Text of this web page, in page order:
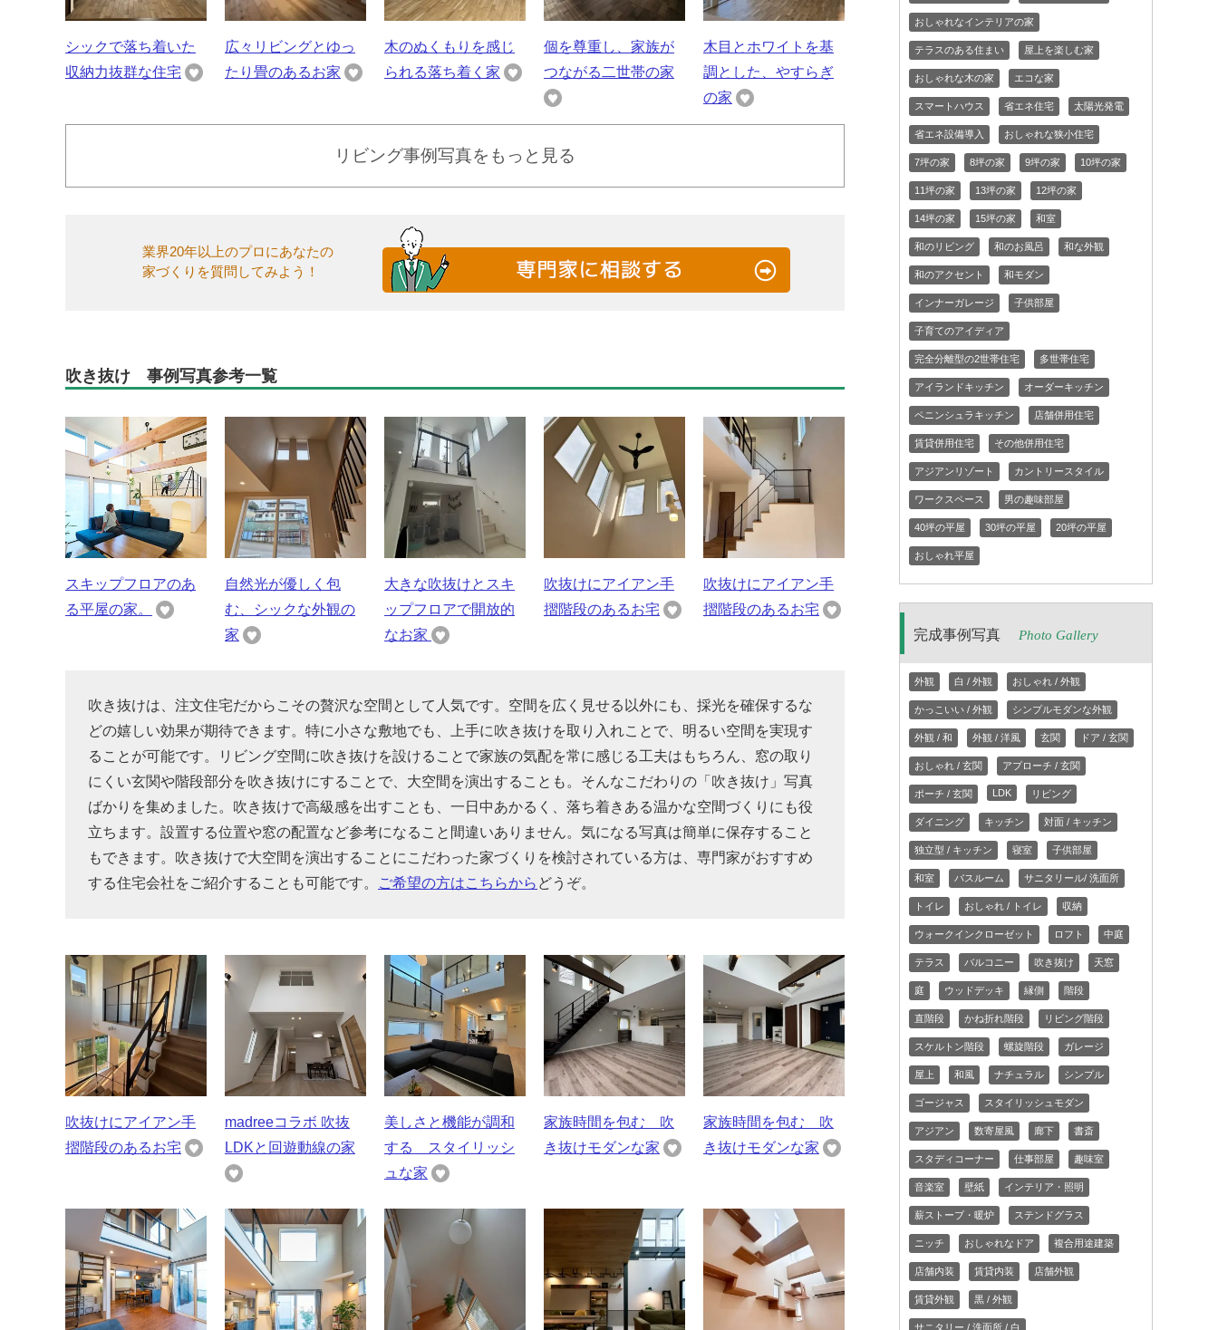
シックで落ち着いた
収納力抜群な住宅
広々リビングとゆっ
たり畳のあるお家
木のぬくもりを感じ
られる落ち着く家
個を尊重し、家族が
つながる二世帯の家
木目とホワイトを基
調とした、やすらぎ
の家
リビング事例写真をもっと見る
業界20年以上のプロにあなたの
家づくりを質問してみよう！
吹き抜け 事例写真参考一覧
スキップフロアのあ
る平屋の家。
自然光が優しく包
む、シックな外観の
家
大きな吹抜けとスキ
ップフロアで開放的
なお家
吹抜けにアイアン手
摺階段のあるお宅
吹抜けにアイアン手
摺階段のあるお宅
吹き抜けは、注文住宅だからこその贅沢な空間として人気です。空間を広く見せる以外にも、採光を確保するな
どの嬉しい効果が期待できます。特に小さな敷地でも、上手に吹き抜けを取り入れことで、明るい空間を実現す
ることが可能です。リビング空間に吹き抜けを設けることで家族の気配を常に感じる工夫はもちろん、窓の取り
にくい玄関や階段部分を吹き抜けにすることで、大空間を演出することも。そんなこだわりの「吹き抜け」写真
ばかりを集めました。吹き抜けで高級感を出すことも、一日中あかるく、落ち着きある温かな空間づくりにも役
立ちます。設置する位置や窓の配置など参考になること間違いありません。気になる写真は簡単に保存すること
もできます。吹き抜けで大空間を演出することにこだわった家づくりを検討されている方は、専門家がおすすめ
する住宅会社をご紹介することも可能です。
ご希望の方はこちらから どうぞ。
吹抜けにアイアン手
摺階段のあるお宅
madreeコラボ 吹抜
LDKと回遊動線の家
美しさと機能が調和
する スタイリッシ
ュな家
家族時間を包む 吹
き抜けモダンな家
家族時間を包む 吹
き抜けモダンな家
おしゃれなインテリアの家
テラスのある住まい 屋上を楽しむ家
おしゃれな木の家 エコな家
スマートハウス 省エネ住宅 太陽光発電
省エネ設備導入 おしゃれな狭小住宅
7坪の家 8坪の家 9坪の家 10坪の家
11坪の家 13坪の家 12坪の家
14坪の家 15坪の家 和室
和のリビング 和のお風呂 和な外観
和のアクセント 和モダン
インナーガレージ 子供部屋
子育てのアイディア
完全分離型の2世帯住宅 多世帯住宅
アイランドキッチン オーダーキッチン
ペニンシュラキッチン 店舗併用住宅
賃貸併用住宅 その他併用住宅
アジアンリゾート カントリースタイル
ワークスペース 男の趣味部屋
40坪の平屋 30坪の平屋 20坪の平屋
おしゃれ平屋
完成事例写真 Photo Gallery
外観 白 / 外観 おしゃれ / 外観
かっこいい / 外観 シンプルモダンな外観
外観 / 和 外観 / 洋風 玄関 ドア / 玄関
おしゃれ / 玄関 アプローチ / 玄関
ポーチ / 玄関 LDK リビング
ダイニング キッチン 対面 / キッチン
独立型 / キッチン 寝室 子供部屋
和室 バスルーム サニタリール/ 洗面所
トイレ おしゃれ / トイレ 収納
ウォークインクローゼット ロフト 中庭
テラス バルコニー 吹き抜け 天窓
庭 ウッドデッキ 縁側 階段
直階段 かね折れ階段 リビング階段
スケルトン階段 螺旋階段 ガレージ
屋上 和風 ナチュラル シンプル
ゴージャス スタイリッシュモダン
アジアン 数寄屋風 廊下 書斎
スタディコーナー 仕事部屋 趣味室
音楽室 壁紙 インテリア・照明
薪ストーブ・暖炉 ステンドグラス
ニッチ おしゃれなドア 複合用途建築
店舗内装 賃貸内装 店舗外観
賃貸外観 黒 / 外観
サニタリー / 洗面所 / 白